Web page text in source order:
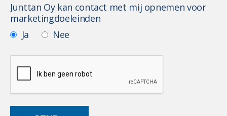
Junttan Oy kan contact met mij opnemen voor
marketingdoeleinden
Ja
Nee